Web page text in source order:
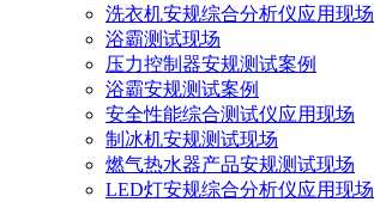
洗衣机安规综合分析仪应用现场
浴霸测试现场
压力控制器安规测试案例
浴霸安规测试案例
安全性能综合测试仪应用现场
制冰机安规测试现场
燃气热水器产品安规测试现场
LED灯安规综合分析仪应用现场